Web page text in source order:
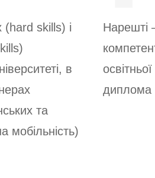
(hard skills) і
в
та
мобільність)
Нарешті
диплома